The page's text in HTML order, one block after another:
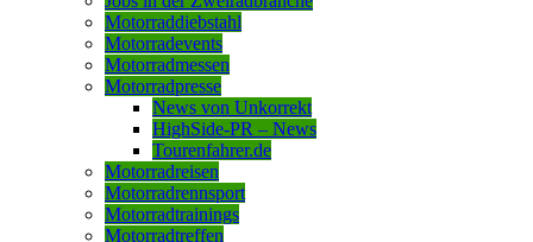
Motorraddiebstahl
Motorradevents
Motorradmessen
Motorradpresse
News von Unkorrekt
HighSide-PR – News
Tourenfahrer.de
Motorradreisen
Motorradrennsport
Motorradtrainings
Motorradtreffen